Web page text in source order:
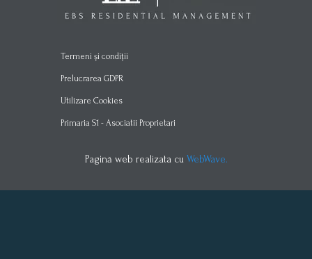
Primaria S1 - Asociatii Proprietari
Utilizare Cookies
Prelucrarea GDPR
Termeni și condiții
Pagină web realizata cu WebWave.